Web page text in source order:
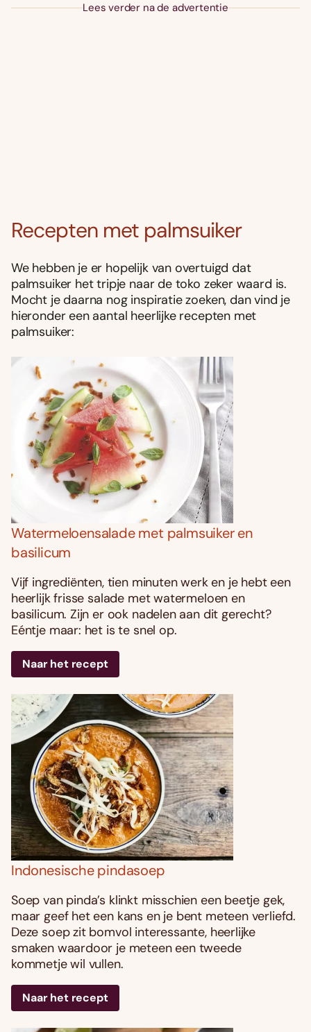
Lees verder na de advertentie
Recepten met palmsuiker
We hebben je er hopelijk van overtuigd dat
palmsuiker het tripje naar de toko zeker waard is.
Mocht je daarna nog inspiratie zoeken, dan vind je
hieronder een aantal heerlijke recepten met
palmsuiker:
Watermeloensalade met palmsuiker en
basilicum
Vijf ingrediënten, tien minuten werk en je hebt een
heerlijk frisse salade met watermeloen en
basilicum. Zijn er ook nadelen aan dit gerecht?
Eéntje maar: het is te snel op.
Naar het recept
Indonesische pindasoep
Soep van pinda’s klinkt misschien een beetje gek,
maar geef het een kans en je bent meteen verliefd.
Deze soep zit bomvol interessante, heerlijke
smaken waardoor je meteen een tweede
kommetje wil vullen.
Naar het recept